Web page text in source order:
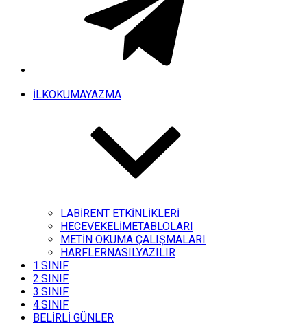
İLKOKUMAYAZMA
LABİRENT ETKİNLİKLERİ
HECEVEKELİMETABLOLARI
METİN OKUMA ÇALIŞMALARI
HARFLERNASILYAZILIR
1.SINIF
2.SINIF
3.SINIF
4.SINIF
BELİRLİ GÜNLER